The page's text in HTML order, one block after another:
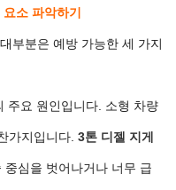
소 파악하기
부분은 예방 가능한 세 가지
주요 원인입니다. 소형 차량
가지입니다. 3톤 디젤 지게
중심을 벗어나거나 너무 급